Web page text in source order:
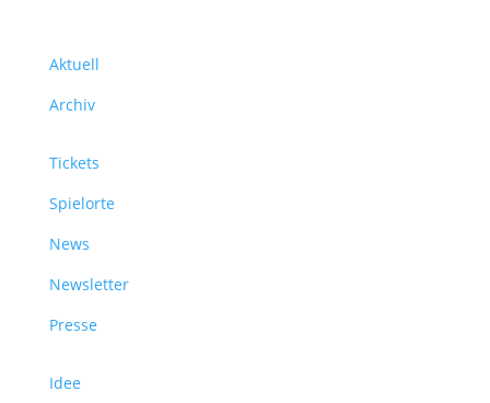
Aktuell
Archiv
Tickets
Spielorte
News
Newsletter
Presse
Idee